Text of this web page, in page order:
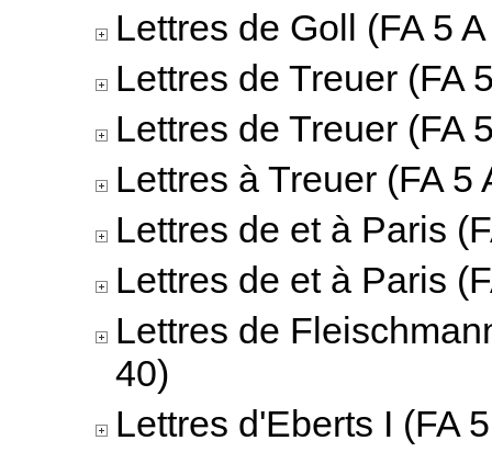
Lettres de Goll (FA 5
Lettres de Treuer (FA
Lettres de Treuer (FA
Lettres à Treuer (FA 5
Lettres de et à Paris
Lettres de et à Paris
Lettres de
40)
Lettres d'Eberts I (FA